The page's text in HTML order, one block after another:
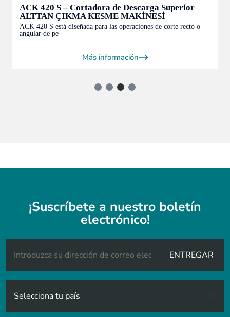
ACK 420 S – Cortadora de Descarga Superior
ALTTAN ÇIKMA KESME MAKİNESİ
ACK 420 S está diseñada para las operaciones de corte recto o
angular de pe
Más información
¡Suscríbete a nuestro boletín
electrónico!
ENTREGAR